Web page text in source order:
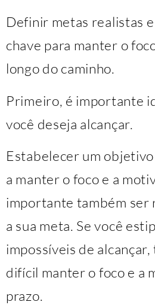
Definir metas realistas
chave para manter o
longo do caminho.
Primeiro, é importante
você deseja alcançar.
Estabelecer um
a manter o foco e a
importante também ser
a sua meta. Se você
impossíveis de
difícil manter o foco e a
prazo.